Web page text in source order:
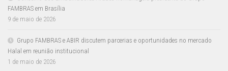
FAMBRAS em Brasília
9 de maio de 2026
Grupo FAMBRAS e ABIR discutem parcerias e oportunidades no mercado
Halal em reunião institucional
1 de maio de 2026